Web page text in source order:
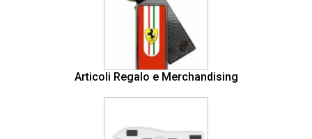
Articoli Regalo e Merchandising